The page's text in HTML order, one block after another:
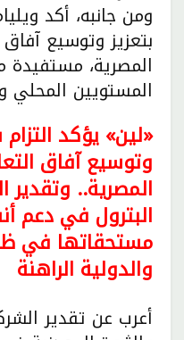
ومن جانبه، أكد
بتعزيز وتوسيع
المصرية،
المستويين المحلي
«لين» يؤكد
وتوسيع آفاق
المصرية.. وتقدير
البترول في دعم
مستحقاتها في ظل
والدولية الراهنة
أعرب عن تقدير